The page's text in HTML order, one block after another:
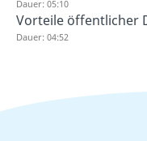
Dauer: 05:10
Vorteile öffentlicher
Dauer: 04:52